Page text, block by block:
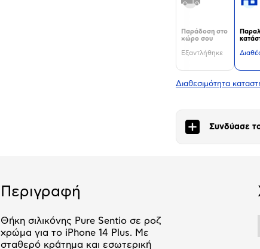
Παράδοση στο
χώρο σου
Εξαντλήθηκε
Διαθεσιμότητα
Συνδύασε
Περιγραφή
Θήκη σιλικόνης Pure Sentio σε ροζ
χρώμα για το iPhone 14 Plus. Με
σταθερό κράτημα και εσωτερική